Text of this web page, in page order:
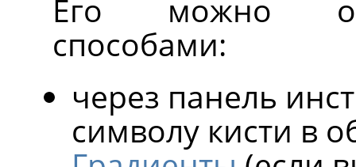
Его можно
способами:
через панель
символу кисти в